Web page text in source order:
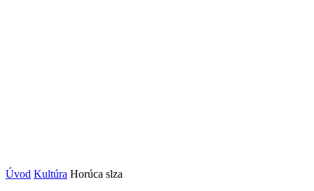
Úvod Kultúra Horúca slza